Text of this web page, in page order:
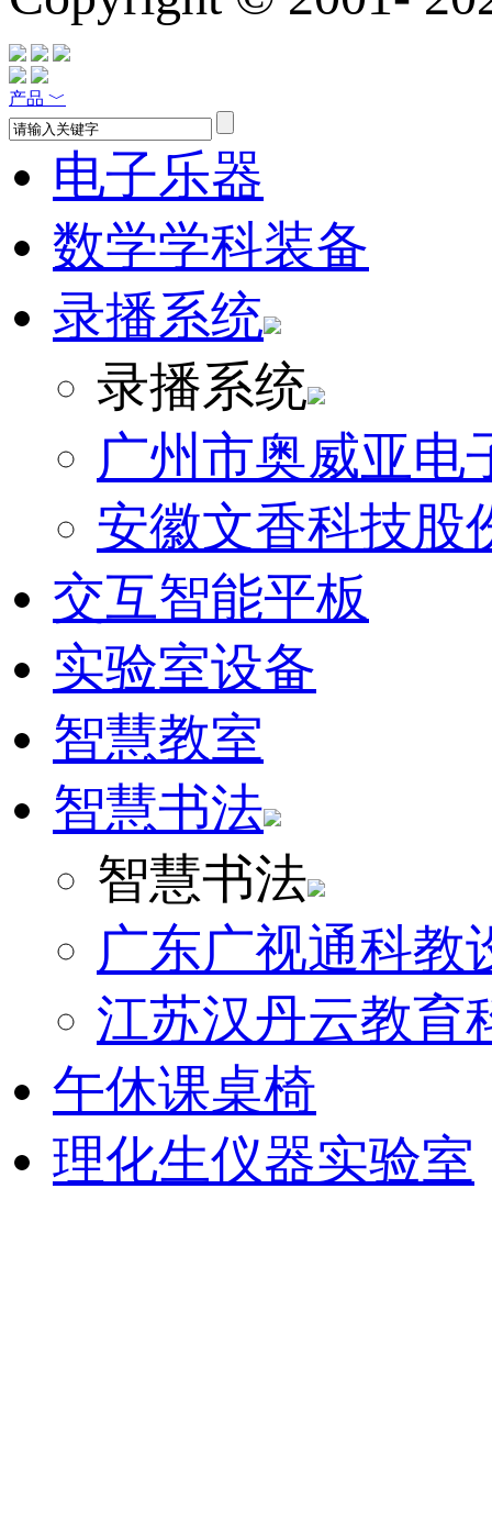
产品 ﹀
电子乐器
数学学科装备
录播系统
录播系统
广州市奥威亚电
安徽文香科技股
交互智能平板
实验室设备
智慧教室
智慧书法
智慧书法
广东广视通科教
江苏汉丹云教育
午休课桌椅
理化生仪器实验室